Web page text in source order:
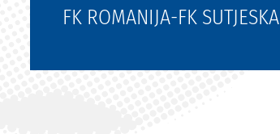
FK ROMANIJA-FK SUTJESKA